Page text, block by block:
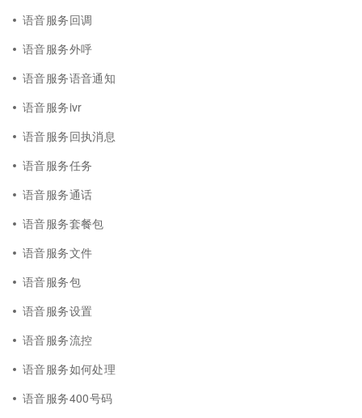
语音服务回调
语音服务外呼
语音服务语音通知
语音服务ivr
语音服务回执消息
语音服务任务
语音服务通话
语音服务套餐包
语音服务文件
语音服务包
语音服务设置
语音服务流控
语音服务如何处理
语音服务400号码